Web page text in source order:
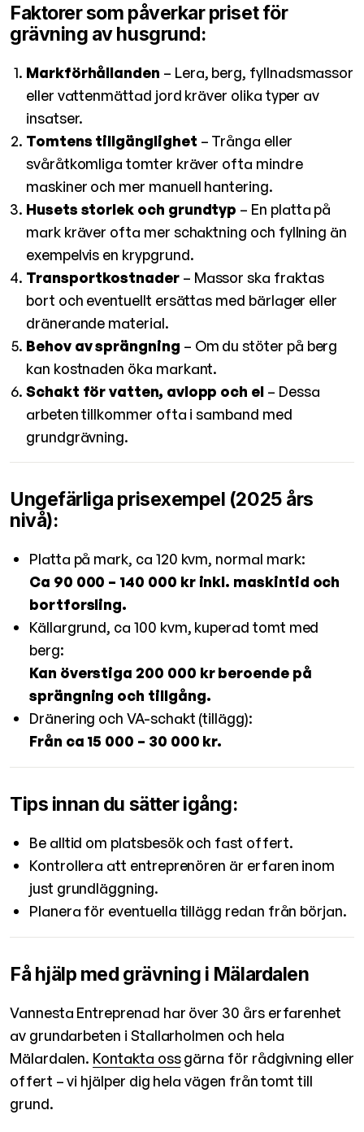
Faktorer som påverkar priset för
grävning av husgrund:
Markförhållanden – Lera, berg, fyllnadsmassor
eller vattenmättad jord kräver olika typer av
insatser.
Tomtens tillgänglighet – Trånga eller
svåråtkomliga tomter kräver ofta mindre
maskiner och mer manuell hantering.
Husets storlek och grundtyp – En platta på
mark kräver ofta mer schaktning och fyllning än
exempelvis en krypgrund.
Transportkostnader– Massor ska fraktas
bort och eventuellt ersättas med bärlager eller
dränerande material.
Behov av sprängning – Om du stöter på berg
kan kostnaden öka markant.
Schakt för vatten, avlopp och el– Dessa
arbeten tillkommer ofta i samband med
grundgrävning.
Ungefärliga prisexempel (2025 års
nivå):
Platta på mark, ca 120 kvm, normal mark:
Ca 90 000 – 140 000 kr inkl. maskintid och
bortforsling.
Källargrund, ca 100 kvm, kuperad tomt med
berg:
Kan överstiga 200 000 kr beroende på
sprängning och tillgång.
Dränering och VA-schakt (tillägg):
Från ca 15 000 – 30 000 kr.
Tips innan du sätter igång:
Be alltid om platsbesök och fast offert.
Kontrollera att entreprenören är erfaren inom
just grundläggning.
Planera för eventuella tillägg redan från början.
Få hjälp med grävning i Mälardalen
Vannesta Entreprenad har över 30 års erfarenhet
av grundarbeten i Stallarholmen och hela
Mälardalen. Kontakta ossgärna för rådgivning eller
offert – vi hjälper dig hela vägen från tomt till
grund.